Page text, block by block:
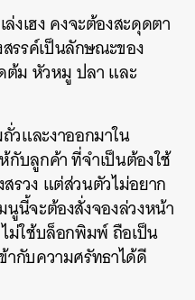
งเฮง คงจะต้องสะดุดตา
รรค์เป็นลักษณะของ
ต้ม หัวหมู ปลา และ
วและงาออกมาใน
กับลูกค้า ที่จำเป็นต้องใช้
รวง แต่ส่วนตัวไม่อยาก
นูนี้จะต้องสั่งจองล่วงหน้า
ม่ใช้บล็อกพิมพ์ ถือเป็น
ากับความศรัทธาได้ดี